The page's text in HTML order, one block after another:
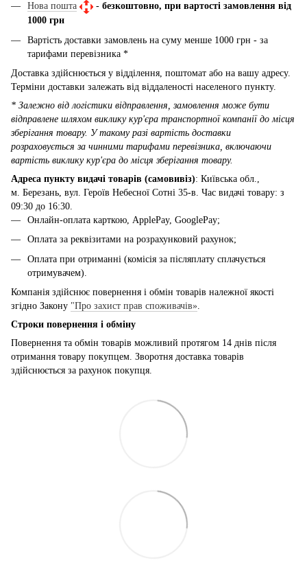
Нова пошта - безкоштовно, при вартості замовлення від
1000 грн
Вартість доставки замовлень на суму менше 1000 грн - за
тарифами перевізника *
Доставка здійснюється у відділення, поштомат або на вашу адресу.
Терміни доставки залежать від віддаленості населеного пункту.
* Залежно від логістики відправлення, замовлення може бути
відправлене шляхом виклику кур'єра транспортної компанії до місця
зберігання товару. У такому разі вартість доставки
розраховується за чинними тарифами перевізника, включаючи
вартість виклику кур'єра до місця зберігання товару.
Адреса пункту видачі товарів (самовивіз): Київська обл.,
м. Березань, вул. Героїв Небесної Сотні 35-в. Час видачі товару: з
09:30 до 16:30.
Онлайн-оплата карткою, ApplePay, GooglePay;
Оплата за реквізитами на розрахунковий рахунок;
Оплата при отриманні (комісія за післяплату сплачується
отримувачем).
Компанія здійснює повернення і обмін товарів належної якості
згідно Закону "Про захист прав споживачів».
Строки повернення і обміну
Повернення та обмін товарів можливий протягом 14 днів після
отримання товару покупцем. Зворотня доставка товарів
здійснюється за рахунок покупця.